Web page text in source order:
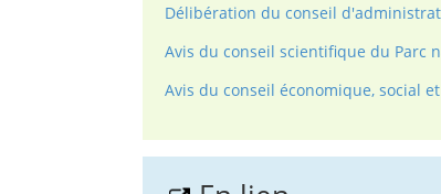
Délibération du conseil
Avis du conseil scientifique du Parc
Avis du conseil économique, social